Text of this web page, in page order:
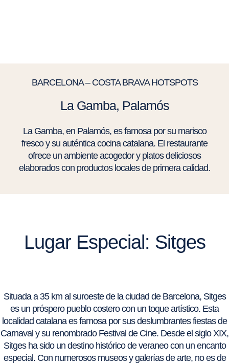
BARCELONA – COSTA BRAVA HOTSPOTS
La Gamba, Palamós
La Gamba, en Palamós, es famosa por su marisco
fresco y su auténtica cocina catalana. El restaurante
ofrece un ambiente acogedor y platos deliciosos
elaborados con productos locales de primera calidad.
Lugar Especial: Sitges
Situada a 35 km al suroeste de la ciudad de Barcelona, Sitges
es un próspero pueblo costero con un toque artístico. Esta
localidad catalana es famosa por sus deslumbrantes fiestas de
Carnaval y su renombrado Festival de Cine. Desde el siglo XIX,
Sitges ha sido un destino histórico de veraneo con un encanto
especial. Con numerosos museos y galerías de arte, no es de